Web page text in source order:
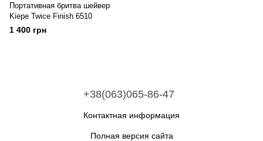
Портативная бритва шейвер
Kiepe Twice Finish 6510
1 400 грн
+38(063)065-86-47
Контактная информация
Полная версия сайта